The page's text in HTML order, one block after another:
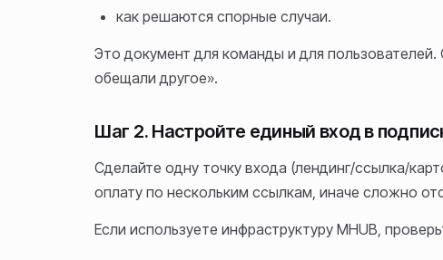
как решаются спорные случаи.
Это документ для команды и для
обещали другое».
Шаг 2. Настройте единый вход в
Сделайте одну точку входа (лендинг/ссылка/
оплату по нескольким ссылкам, иначе сложно
Если используете инфраструктуру MHUB,